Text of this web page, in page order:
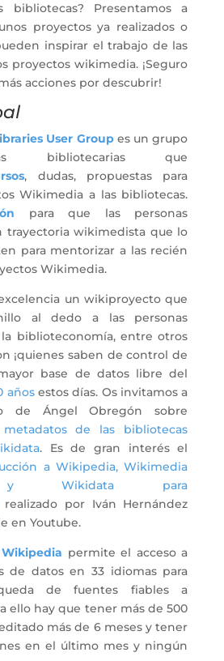
bibliotecas? Presentamos a
proyectos ya realizados o
inspirar el trabajo de las
proyectos wikimedia. ¡Seguro
acciones por descubrir!
User Groupes un grupo
bibliotecarias que
, dudas, propuestas para
Wikimedia a las bibliotecas.
para que las personas
trayectoria wikimedista que lo
para mentorizar a las recién
Wikimedia.
un wikiproyecto que
al dedo a las personas
biblioteconomía, entre otros
¡quienes saben de control de
base de datos libre del
añosestos días. Os invitamos a
de Ángel Obregón sobre
de las bibliotecas
. Es de gran interés el
a Wikipedia, Wikimedia
y Wikidata para
por Iván Hernández
en Youtube.
permite el acceso a
de datos en 33 idiomas para
de fuentes fiables a
ello hay que tener más de 500
más de 6 meses y tener
en el último mes y ningún